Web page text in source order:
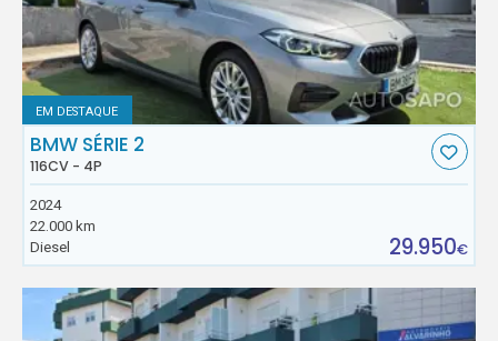
EM DESTAQUE
BMW SÉRIE 2
116CV - 4P
2024
22.000 km
Diesel
29.950€